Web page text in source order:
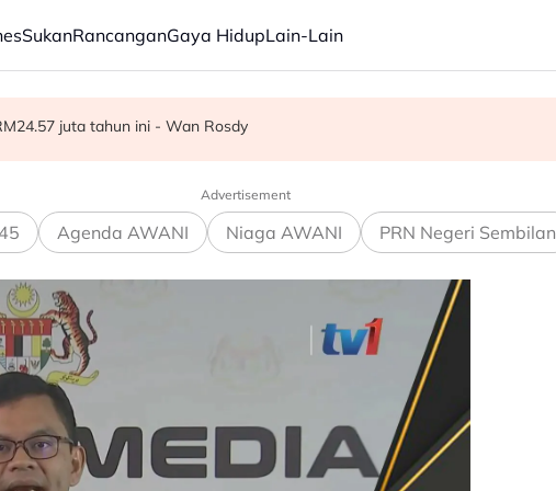
SukanRancanganGaya HidupLain-Lain
kekang penyelewengan
juta tahun ini - Wan Rosdy
selesai
Advertisement
Agenda AWANI Niaga AWANI PRN Negeri Sembilan